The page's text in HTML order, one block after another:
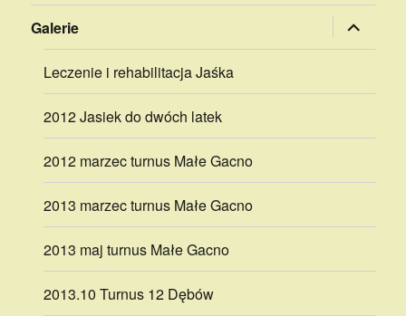
Galerie rozwiń
menu
potomne
Leczenie i rehabilitacja Jaśka
2012 Jasiek do dwóch latek
2012 marzec turnus Małe Gacno
2013 marzec turnus Małe Gacno
2013 maj turnus Małe Gacno
2013.10 Turnus 12 Dębów